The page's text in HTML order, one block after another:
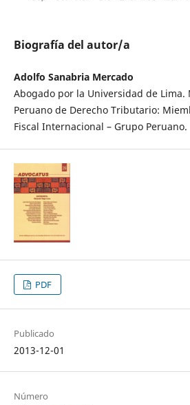
Biografía del autor/a
Adolfo Sanabria Mercado
Abogado por la Universidad de
Peruano de Derecho Tributario:
Fiscal Internacional – Grupo Peruano.
PDF
Publicado
2013-12-01
Número